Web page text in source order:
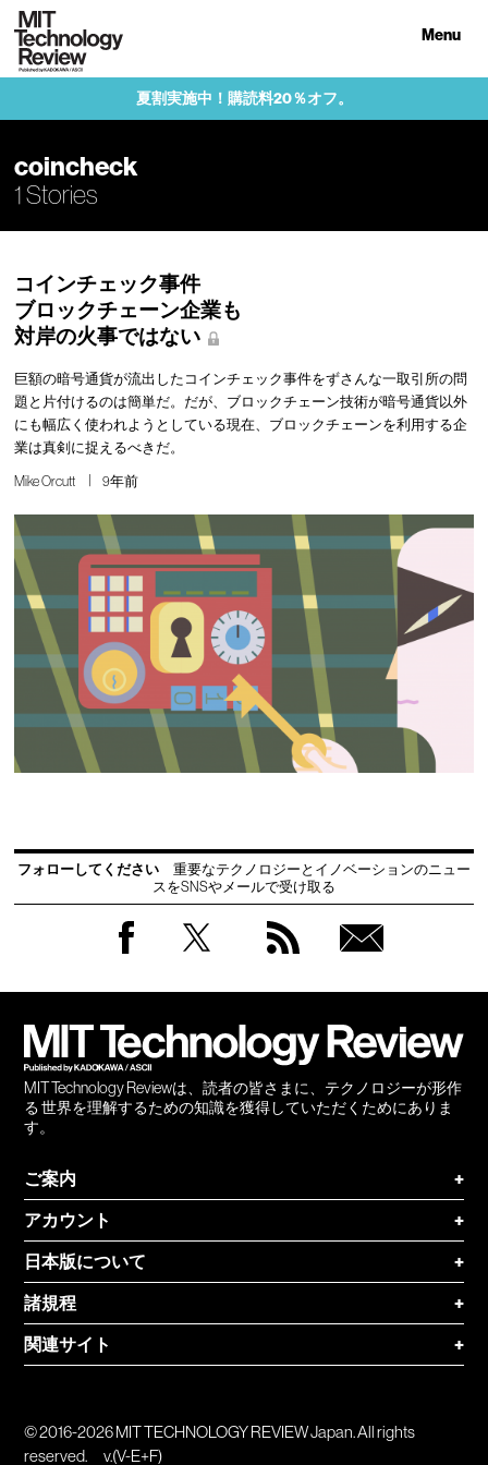
Menu
夏割実施中！購読料20％オフ。
coincheck
1 Stories
コインチェック事件
ブロックチェーン企業も
対岸の火事ではない
巨額の暗号通貨が流出したコインチェック事件をずさんな一取引所の問
題と片付けるのは簡単だ。だが、ブロックチェーン技術が暗号通貨以外
にも幅広く使われようとしている現在、ブロックチェーンを利用する企
業は真剣に捉えるべきだ。
Mike Orcutt 9年前
フォローしてください
重要なテクノロジーとイノベーションのニュー
スをSNSやメールで受け取る
MIT Technology Reviewは、読者の皆さまに、テクノロジーが形作
る 世界を理解するための知識を獲得していただくためにありま
す。
ご案内
+
アカウント
+
日本版について
+
諸規程
+
関連サイト
+
© 2016-2026 MIT TECHNOLOGY REVIEW Japan. All rights
reserved.
v.(V-E+F)